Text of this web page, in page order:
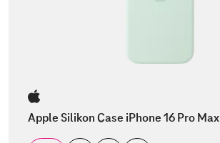
Apple Silikon Case iPhone 16 Pro Max